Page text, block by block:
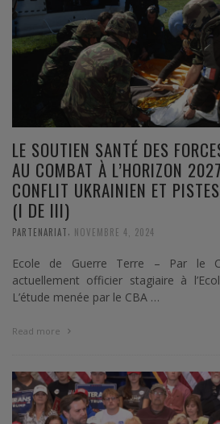
LE SOUTIEN SANTÉ DES
AU COMBAT À L’HORIZON
CONFLIT UKRAINIEN ET
(I DE III)
PARTENARIAT NOVEMBRE 4, 2024
Ecole de Guerre Terre – Par le
actuellement officier stagiaire à
L’étude menée par le CBA …
Read more